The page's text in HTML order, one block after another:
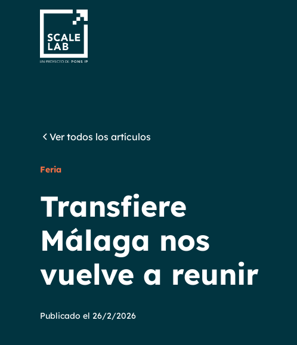
Ver todos los artículos
Feria
Transfiere
Málaga nos
vuelve a reunir
Publicado el 26/2/2026